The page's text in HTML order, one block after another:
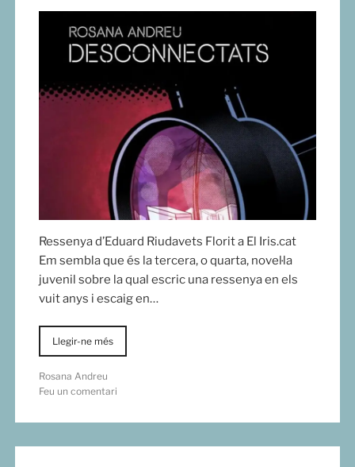
Ressenya d’Eduard Riudavets Florit a El Iris.cat
Em sembla que és la tercera, o quarta, novel·la
juvenil sobre la qual escric una ressenya en els
vuit anys i escaig en…
Llegir-ne més
Rosana Andreu
Feu un comentari